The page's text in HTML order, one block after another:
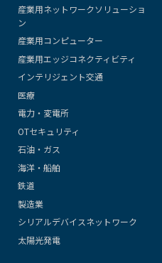
産業用ネットワークソリューショ
ン
産業用コンピューター
産業用エッジコネクティビティ
インテリジェント交通
医療
電力・変電所
OTセキュリティ
石油・ガス
海洋・船舶
鉄道
製造業
シリアルデバイスネットワーク
太陽光発電